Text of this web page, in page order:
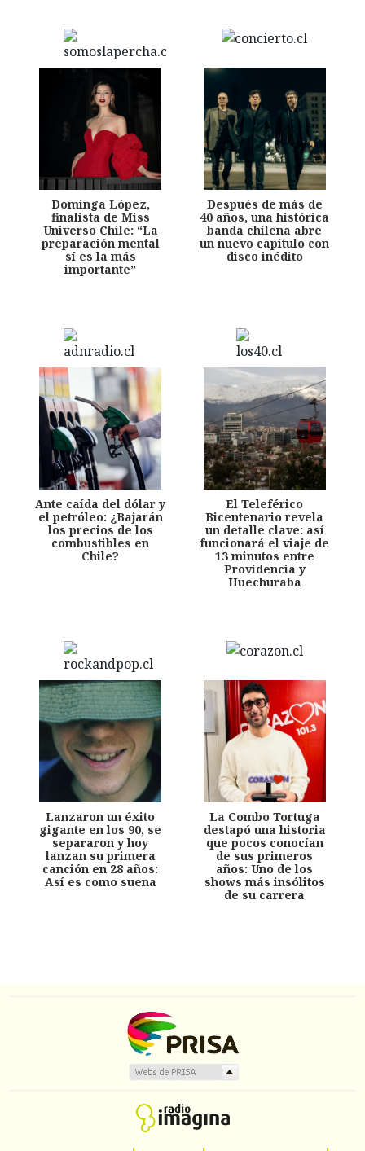
Dominga López,
finalista de Miss
Universo Chile: “La
preparación mental
sí es la más
importante”
Después de más de
40 años, una histórica
banda chilena abre
un nuevo capítulo con
disco inédito
Ante caída del dólar y
el petróleo: ¿Bajarán
los precios de los
combustibles en
Chile?
El Teleférico
Bicentenario revela
un detalle clave: así
funcionará el viaje de
13 minutos entre
Providencia y
Huechuraba
Lanzaron un éxito
gigante en los 90, se
separaron y hoy
lanzan su primera
canción en 28 años:
Así es como suena
La Combo Tortuga
destapó una historia
que pocos conocían
de sus primeros
años: Uno de los
shows más insólitos
de su carrera